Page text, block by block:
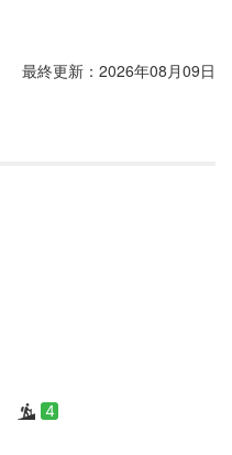
最終更新：2026年08月09日
4